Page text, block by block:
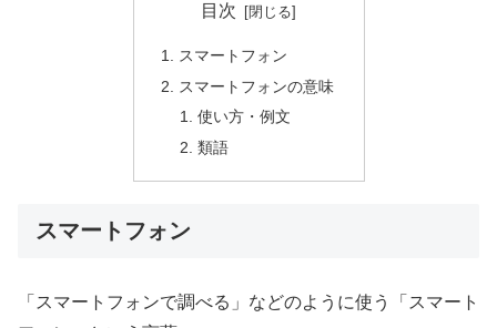
目次
スマートフォン
スマートフォンの意味
使い方・例文
類語
スマートフォン
「スマートフォンで調べる」などのように使う「スマート